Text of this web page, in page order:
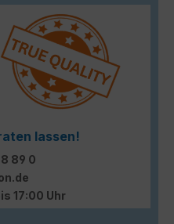
lassen!
89 0
17:00 Uhr